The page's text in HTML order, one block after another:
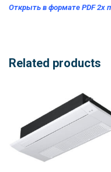
Открыть в формате PDF 2х
Related products